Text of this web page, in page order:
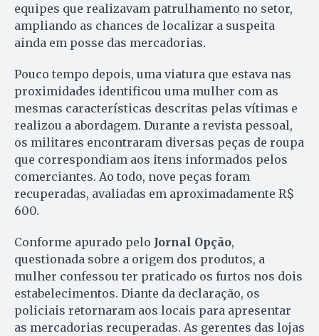
equipes que realizavam patrulhamento no setor,
ampliando as chances de localizar a suspeita
ainda em posse das mercadorias.
Pouco tempo depois, uma viatura que estava nas
proximidades identificou uma mulher com as
mesmas características descritas pelas vítimas e
realizou a abordagem. Durante a revista pessoal,
os militares encontraram diversas peças de roupa
que correspondiam aos itens informados pelos
comerciantes. Ao todo, nove peças foram
recuperadas, avaliadas em aproximadamente R$
600.
Conforme apurado pelo Jornal Opção,
questionada sobre a origem dos produtos, a
mulher confessou ter praticado os furtos nos dois
estabelecimentos. Diante da declaração, os
policiais retornaram aos locais para apresentar
as mercadorias recuperadas. As gerentes das lojas